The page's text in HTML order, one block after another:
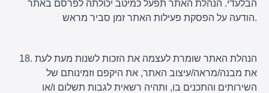
הבלעדי. הנהלת האתר תפעל כמיטב יכולתה לפרסם באתר
הודעה על הפסקת פעילות האתר זמן סביר מראש.
18. הנהלת האתר שומרת לעצמה את הזכות לשנות מעת לעת
את מבנה/מראה/עיצוב האתר, את היקפם וזמינותם של
השירותים והתכנים בו, ותהיה רשאית לגבות תשלום ו/או